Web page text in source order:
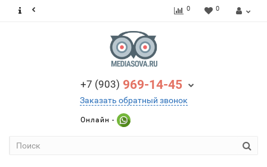
0 0
+7 (903) 969-14-45
Заказать обратный звонок
Онлайн -